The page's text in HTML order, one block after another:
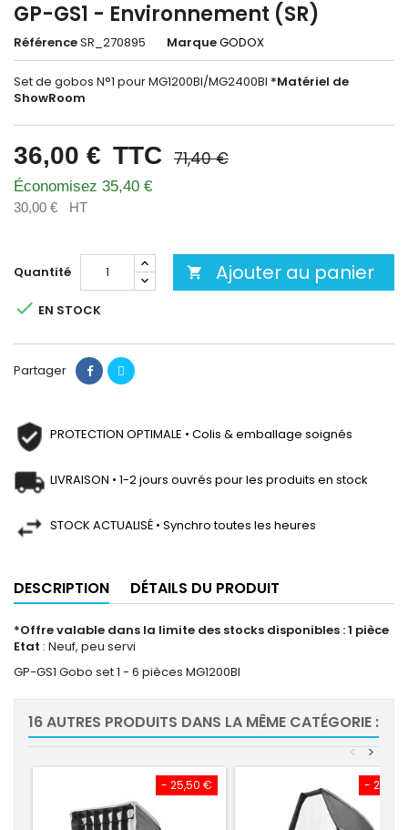
GP-GS1 - Environnement (SR)
RéférenceSR_270895 MarqueGODOX
Set de gobos N°1 pour MG1200BI/MG2400BI *Matériel de
ShowRoom
36,00 € TTC 71,40 €
Économisez 35,40 €
30,00 € HT
Quantité  Ajouter au panier
 EN STOCK
Partager
PROTECTION OPTIMALE • Colis & emballage soignés
LIVRAISON • 1-2 jours ouvrés pour les produits en stock
STOCK ACTUALISÉ • Synchro toutes les heures
DESCRIPTION DÉTAILS DU PRODUIT
*Offre valable dans la limite des stocks disponibles : 1 pièce
Etat : Neuf, peu servi
GP-GS1 Gobo set 1 - 6 pièces MG1200BI
16 AUTRES PRODUITS DANS LA MÊME CATÉGORIE :
>
<
- 25,50 € - 29,63